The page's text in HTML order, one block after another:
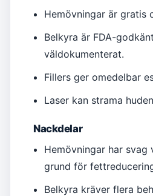
Hemövningar är gratis
Belkyra är FDA-
väldokumenterat.
Fillers ger omedelbar
Laser kan strama
Nackdelar
Hemövningar har svag
grund för
Belkyra kräver flera